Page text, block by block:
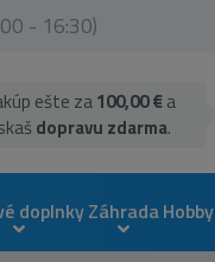
- 16:30)
ešte za100,00 €a
dopravu zdarma.
doplnkyZáhrada